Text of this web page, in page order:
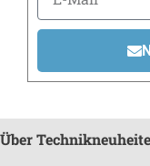
Über